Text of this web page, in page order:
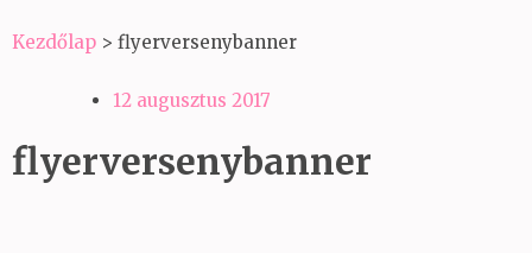
Kezdőlap > flyerversenybanner
12 augusztus 2017
flyerversenybanner